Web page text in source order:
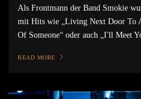
Als Frontmann der Band Smokie
mit Hits wie „Living Next Door To
Of Someone“ oder auch „I'll Meet
READ MORE